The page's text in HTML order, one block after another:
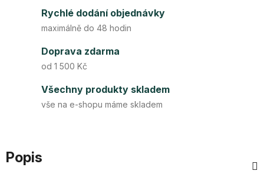
Rychlé dodání objednávky
maximálně do 48 hodin
Doprava zdarma
od 1 500 Kč
Všechny produkty skladem
vše na e-shopu máme skladem
Popis